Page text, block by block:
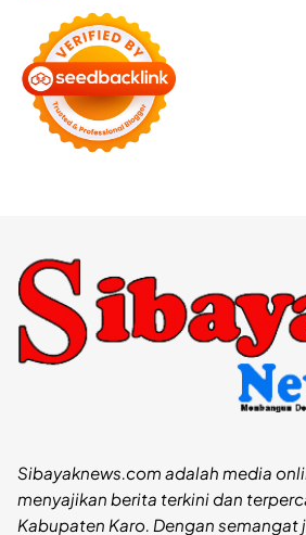
Sibayaknews.com adalah media
menyajikan berita terkini dan
Kabupaten Karo. Dengan semangat